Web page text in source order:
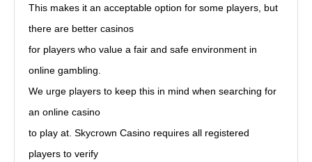
This makes it an acceptable option for some players, but
there are better casinos
for players who value a fair and safe environment in
online gambling.
We urge players to keep this in mind when searching for
an online casino
to play at. Skycrown Casino requires all registered
players to verify